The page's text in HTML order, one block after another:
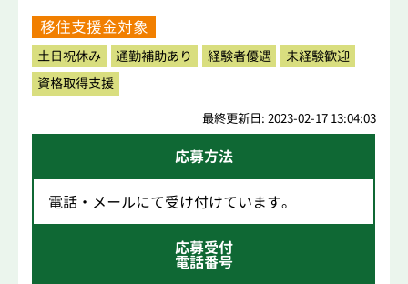
移住支援金対象
土日祝休み 通勤補助あり 経験者優遇
未経験歓迎
資格取得支援
最終更新日: 2023-02-17 13:04:03
応募方法
電話・メールにて受け付けています。
応募受付
電話番号